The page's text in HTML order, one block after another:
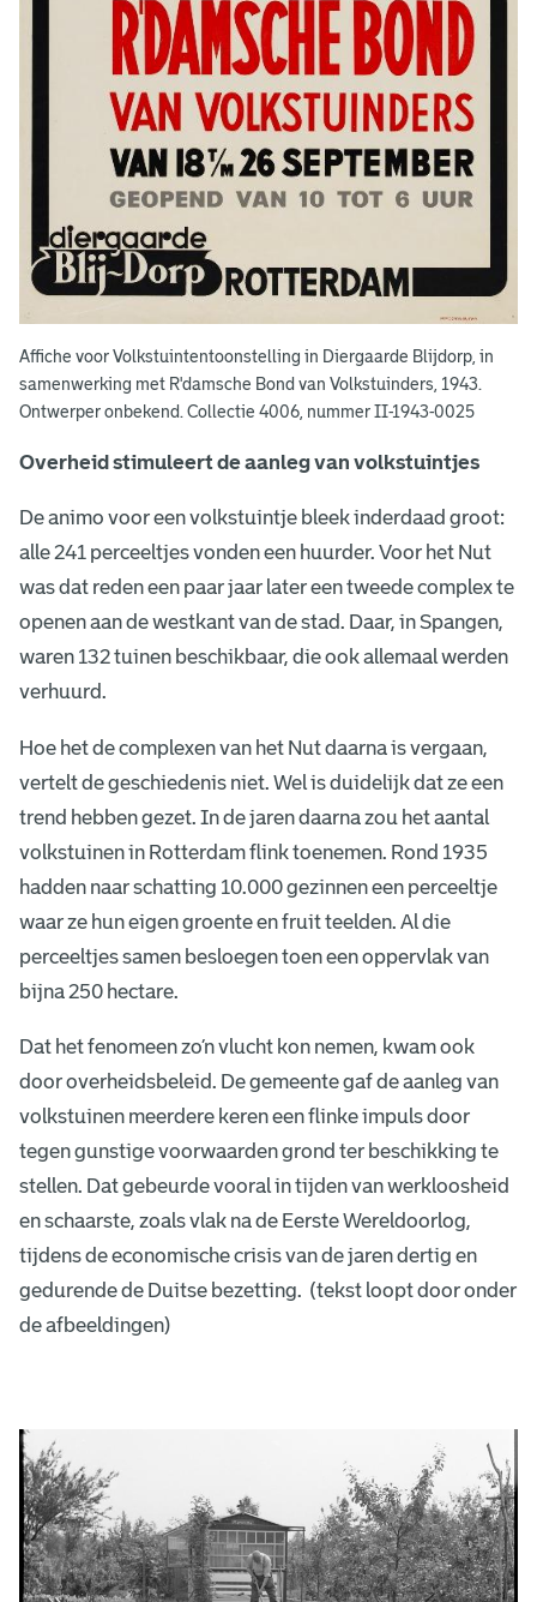
e
o
l
k
s
t
i
n
t
j
e
Affiche voor Volkstuintentoonstelling in Diergaarde Blijdorp, in
samenwerking met R'damsche Bond van Volkstuinders, 1943.
Ontwerper onbekend. Collectie 4006, nummer II-1943-0025
Overheid stimuleert de aanleg van volkstuintjes
De animo voor een volkstuintje bleek inderdaad groot:
alle 241 perceeltjes vonden een huurder. Voor het Nut
was dat reden een paar jaar later een tweede complex te
openen aan de westkant van de stad. Daar, in Spangen,
waren 132 tuinen beschikbaar, die ook allemaal werden
verhuurd.
Hoe het de complexen van het Nut daarna is vergaan,
vertelt de geschiedenis niet. Wel is duidelijk dat ze een
trend hebben gezet. In de jaren daarna zou het aantal
volkstuinen in Rotterdam flink toenemen. Rond 1935
hadden naar schatting 10.000 gezinnen een perceeltje
waar ze hun eigen groente en fruit teelden. Al die
perceeltjes samen besloegen toen een oppervlak van
bijna 250 hectare.
Dat het fenomeen zo’n vlucht kon nemen, kwam ook
door overheidsbeleid. De gemeente gaf de aanleg van
volkstuinen meerdere keren een flinke impuls door
tegen gunstige voorwaarden grond ter beschikking te
stellen. Dat gebeurde vooral in tijden van werkloosheid
en schaarste, zoals vlak na de Eerste Wereldoorlog,
tijdens de economische crisis van de jaren dertig en
gedurende de Duitse bezetting. (tekst loopt door onder
de afbeeldingen)
V
o
l
k